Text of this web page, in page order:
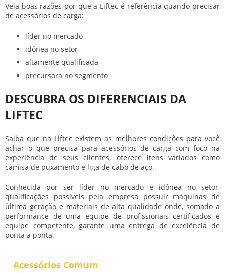
Veja boas razões por que a Liftec é referência quando precisar
de acessórios de carga:
líder no mercado
idônea no setor
altamente qualificada
precursora no segmento
DESCUBRA OS DIFERENCIAIS DA
LIFTEC
Saiba que na Liftec existem as melhores condições para você
achar o que precisa para acessórios de carga com foco na
experiência de seus clientes, oferece itens variados como
camisa de puxamento e liga de cabo de aço.
Conhecida por ser líder no mercado e idônea no setor,
qualificações possíveis pela empresa possuir máquinas de
última geração e materiais de alta qualidade onde, somado a
performance de uma equipe de profissionais certificados e
equipe competente, garante uma entrega de excelência de
ponta a ponta.
Acessórios Comum